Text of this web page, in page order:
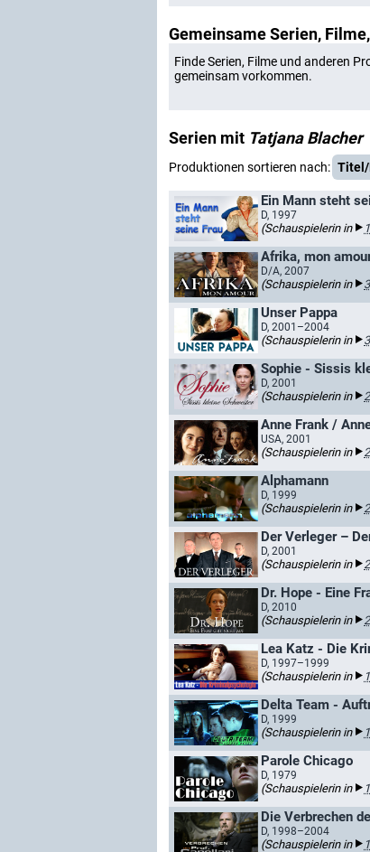
Gemeinsame Serien,
Finde Serien, Filme und anderen
gemeinsam vorkommen.
Serien mit Tatjana Blacher
Produktionen sortieren nach: Titel/
Ein Mann steht
D, 1997
(Schauspielerin in
Afrika, mon
D/A, 2007
(Schauspielerin in
Unser Pappa
D, 2001–2004
(Schauspielerin in
Sophie - Sissis
D, 2001
(Schauspielerin in
Anne Frank /
USA, 2001
(Schauspielerin in
Alphamann
D, 1999
(Schauspielerin in
Der Verleger –
D, 2001
(Schauspielerin in
Dr. Hope - Eine
D, 2010
(Schauspielerin in
Lea Katz - Die
D, 1997–1999
(Schauspielerin in
Delta Team -
D, 1999
(Schauspielerin in
Parole Chicago
D, 1979
(Schauspielerin in
Die Verbrechen
D, 1998–2004
(Schauspielerin in